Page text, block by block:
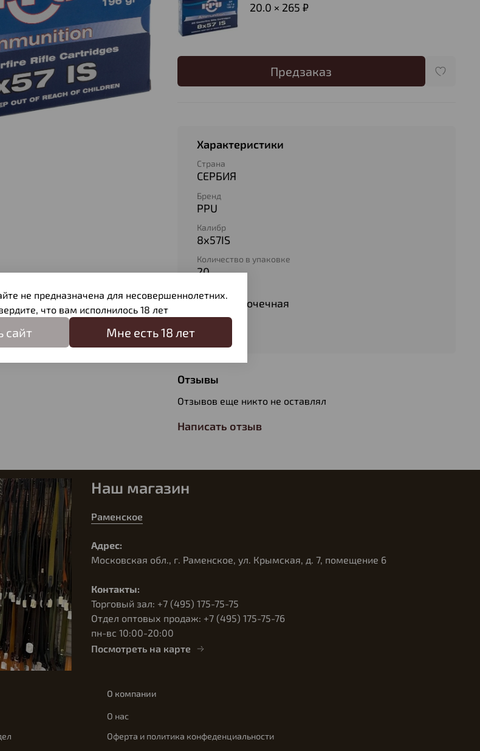
20.0 × 265 ₽
Предзаказ
Характеристики
Страна
СЕРБИЯ
Бренд
PPU
Калибр
8х57IS
Количество в упаковке
20
Полуоболочечная
Вес пули
Отзывы
Отзывов еще никто не оставлял
Написать отзыв
Наш магазин
Раменское
Адрес:
Московская обл., г. Раменское, ул. Крымская, д. 7, помещение 6
Контакты:
Торговый зал: +7 (495) 175-75-75
Отдел оптовых продаж: +7 (495) 175-75-76
пн-вс 10:00-20:00
Посмотреть на карте
О компании
О нас
Оферта и политика конфеденциальности
не предназначена для несовершеннолетних.
что вам исполнилось 18 лет
сайт Мне есть 18 лет